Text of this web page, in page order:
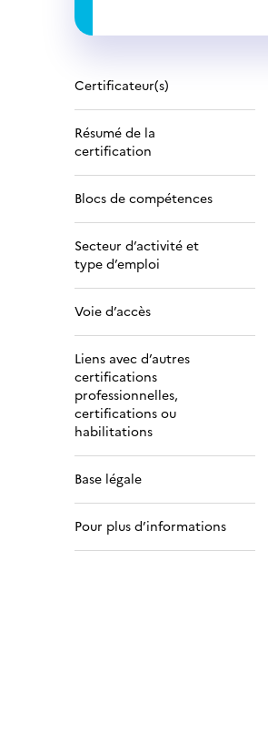
Certificateur(s)
Résumé de la
certification
Blocs de compétences
Secteur d’activité et
type d’emploi
Voie d’accès
Liens avec d’autres
certifications
professionnelles,
certifications ou
habilitations
Base légale
Pour plus d’informations